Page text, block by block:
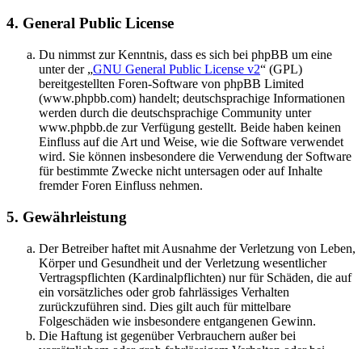
4. General Public License
Du nimmst zur Kenntnis, dass es sich bei phpBB um eine
unter der „GNU General Public License v2“ (GPL)
bereitgestellten Foren-Software von phpBB Limited
(www.phpbb.com) handelt; deutschsprachige Informationen
werden durch die deutschsprachige Community unter
www.phpbb.de zur Verfügung gestellt. Beide haben keinen
Einfluss auf die Art und Weise, wie die Software verwendet
wird. Sie können insbesondere die Verwendung der Software
für bestimmte Zwecke nicht untersagen oder auf Inhalte
fremder Foren Einfluss nehmen.
5. Gewährleistung
Der Betreiber haftet mit Ausnahme der Verletzung von Leben,
Körper und Gesundheit und der Verletzung wesentlicher
Vertragspflichten (Kardinalpflichten) nur für Schäden, die auf
ein vorsätzliches oder grob fahrlässiges Verhalten
zurückzuführen sind. Dies gilt auch für mittelbare
Folgeschäden wie insbesondere entgangenen Gewinn.
Die Haftung ist gegenüber Verbrauchern außer bei